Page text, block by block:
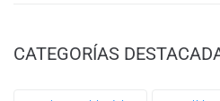
CATEGORÍAS